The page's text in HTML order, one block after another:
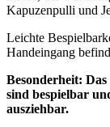
Kapuzenpulli und
Leichte
Handeingang
Besonderheit:
sind bespielbar
ausziehbar.